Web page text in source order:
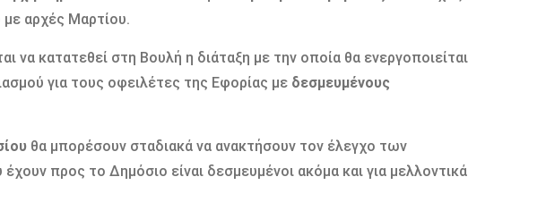
με αρχές Μαρτίου.
να κατατεθεί στη Βουλή η διάταξη με την οποία θα ενεργοποιείται
για τους οφειλέτες της Εφορίας με δεσμευμένους
θα μπορέσουν σταδιακά να ανακτήσουν τον έλεγχο των
προς το Δημόσιο είναι δεσμευμένοι ακόμα και για μελλοντικά